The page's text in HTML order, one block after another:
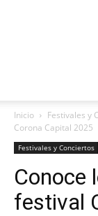
Inicio Festivales y
Corona Capital 2025
Festivales y Conciertos
Conoce
festival